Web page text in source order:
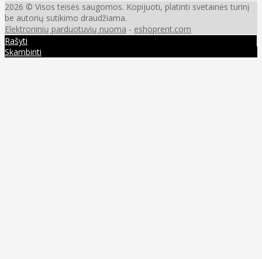
2026 © Visos teisės saugomos. Kopijuoti, platinti svetainės turinį
be autorių sutikimo draudžiama.
Elektroninių parduotuvių nuoma - eshoprent.com
Rašyti
Skambinti